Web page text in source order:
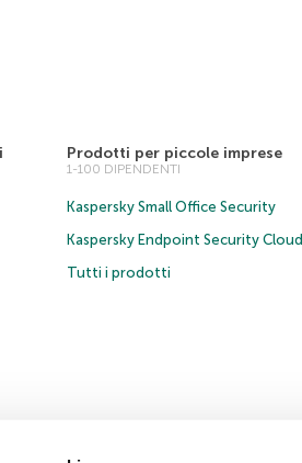
Prodotti per piccole imprese
1-100 DIPENDENTI
Kaspersky Small Office Security
Kaspersky Endpoint Security Cloud
Tutti i prodotti